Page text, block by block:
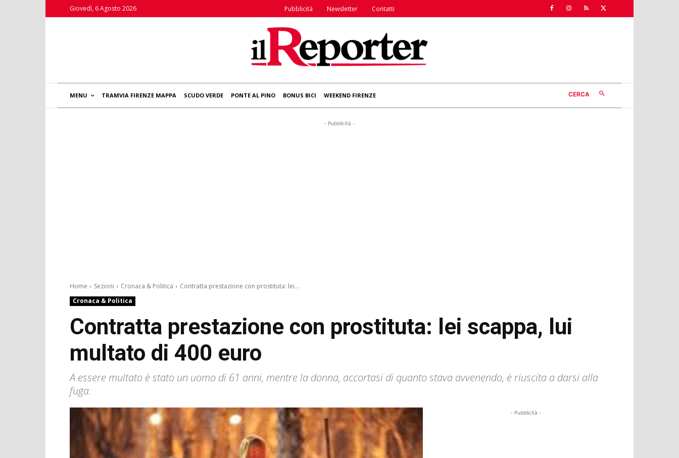
Giovedì, 6 Agosto 2026 Pubblicità Newsletter Contatti
MENU TRAMVIA FIRENZE MAPPA SCUDO VERDE PONTE AL PINO BONUS BICI WEEKEND FIRENZE CERCA
- Pubblicità -
Home Sezioni Cronaca & Politica
Contratta prestazione con prostituta: lei...
Cronaca & Politica
Contratta prestazione con prostituta: lei scappa, lui
multato di 400 euro
A essere multato è stato un uomo di 61 anni, mentre la donna, accortasi di quanto stava avvenendo, è riuscita a darsi alla
fuga.
- Pubblicità -